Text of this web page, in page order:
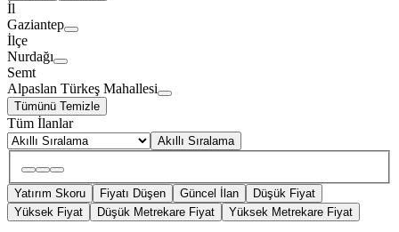
İl
Gaziantep
İlçe
Nurdağı
Semt
Alpaslan Türkeş Mahallesi
Tümünü Temizle
Tüm İlanlar
Akıllı Sıralama
Yatırım Skoru Fiyatı Düşen Güncel İlan
Düşük Fiyat
Yüksek Fiyat
Düşük Metrekare Fiyat Yüksek Metrekare Fiyat